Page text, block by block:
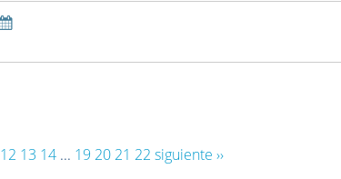
12 13 14... 19 20 21 22 siguiente ››